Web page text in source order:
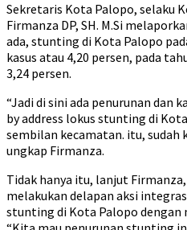
Sekretaris Kota Palopo, selaku
Firmanza DP, SH. M.Si
ada, stunting di Kota Palopo
kasus atau 4,20 persen, pada
3,24 persen.
“Jadi di sini ada penurunan dan
by address lokus stunting di
sembilan kecamatan. itu, sudah
ungkap Firmanza.
Tidak hanya itu, lanjut
melakukan delapan aksi
stunting di Kota Palopo dengan